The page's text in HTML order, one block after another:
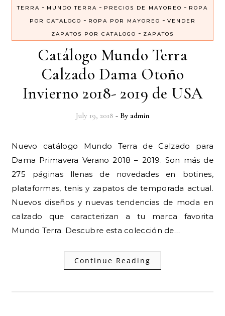
TERRA - MUNDO TERRA - PRECIOS DE MAYOREO - ROPA
POR CATALOGO - ROPA POR MAYOREO - VENDER
ZAPATOS POR CATALOGO - ZAPATOS
Catálogo Mundo Terra
Calzado Dama Otoño
Invierno 2018- 2019 de USA
July 19, 2018 - By admin
Nuevo catálogo Mundo Terra de Calzado para
Dama Primavera Verano 2018 – 2019. Son más de
275 páginas llenas de novedades en botines,
plataformas, tenis y zapatos de temporada actual.
Nuevos diseños y nuevas tendencias de moda en
calzado que caracterizan a tu marca favorita
Mundo Terra. Descubre esta colección de…
Continue Reading